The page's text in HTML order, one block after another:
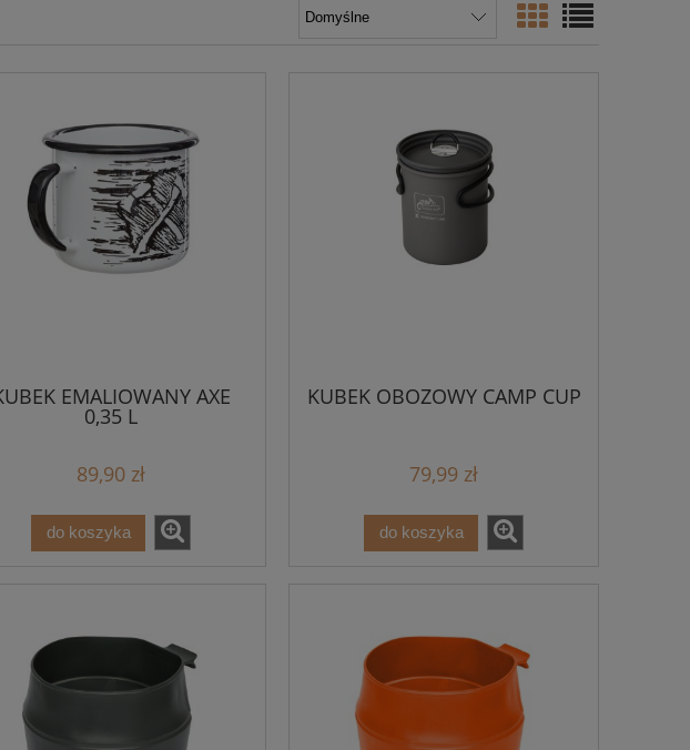
EMALIOWANY AXE
0,35 L
89,90 zł
do koszyka
KUBEK OBOZOWY CAMP CUP
79,99 zł
do koszyka